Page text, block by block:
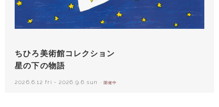
ちひろ美術館コレクション
星の下の物語
2026.6.12 fri -2026.9.6 sun - 開催中